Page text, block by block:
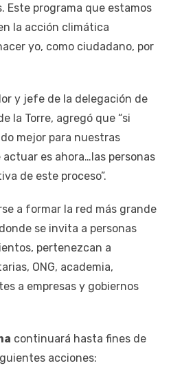
Este programa que estamos
la acción climática
yo, como ciudadano, por
y jefe de la delegación de
la Torre, agregó que “si
mejor para nuestras
es ahora…las personas
de este proceso”.
a formar la red más grande
se invita a personas
pertenezcan a
ONG, academia,
a empresas y gobiernos
continuará hasta fines de
acciones: